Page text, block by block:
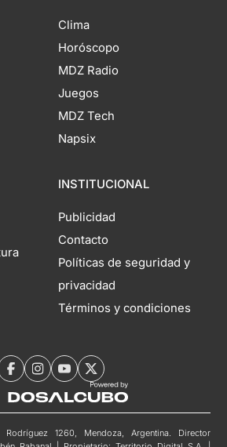
Clima
Horóscopo
MDZ Radio
Juegos
MDZ Tech
Napsix
INSTITUCIONAL
Publicidad
Contacto
Políticas de seguridad y
privacidad
Términos y condiciones
1260, Mendoza, Argentina. Director